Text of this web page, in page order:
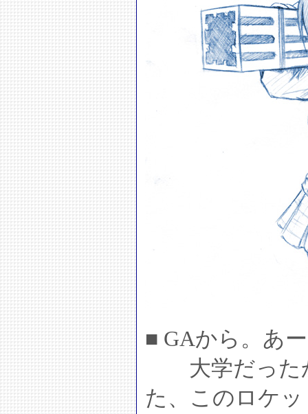
■ GAから。あ
大学だった
た、このロケ